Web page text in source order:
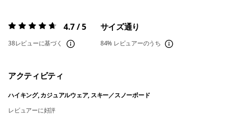
評価:4.7 / 5 4.7 / 5
38レビューに基づく
サイズ通り
84% レビュアーのうち
アクティビティ
ハイキング, カジュアルウェア, スキー／スノーボード
レビュアーに好評